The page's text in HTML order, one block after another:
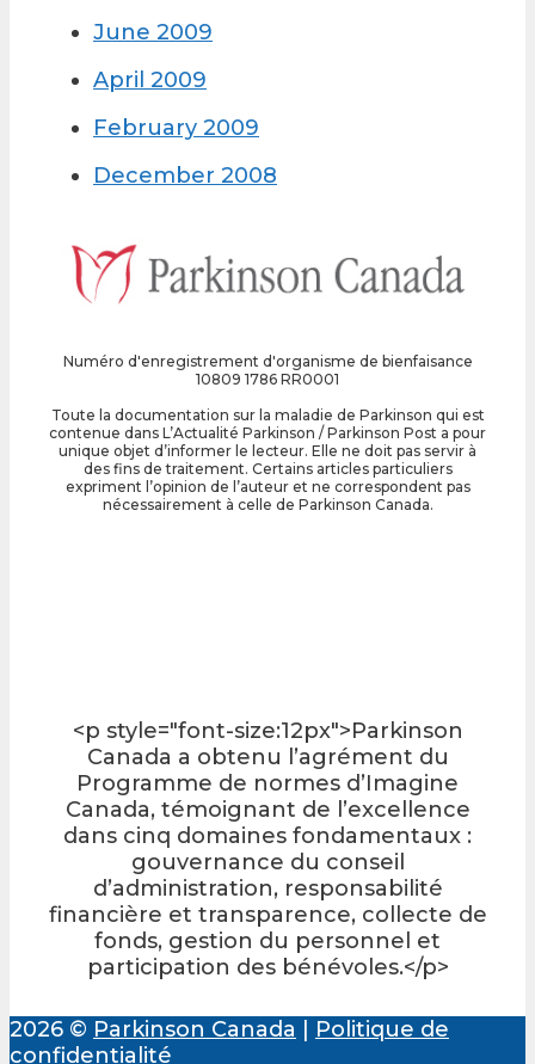
June 2009
April 2009
February 2009
December 2008
Numéro d'enregistrement d'organisme de bienfaisance
10809 1786 RR0001
Toute la documentation sur la maladie de Parkinson qui est
contenue dans L’Actualité Parkinson / Parkinson Post a pour
unique objet d’informer le lecteur. Elle ne doit pas servir à
des fins de traitement. Certains articles particuliers
expriment l’opinion de l’auteur et ne correspondent pas
nécessairement à celle de Parkinson Canada.
<p style="font-size:12px">Parkinson
Canada a obtenu l’agrément du
Programme de normes d’Imagine
Canada, témoignant de l’excellence
dans cinq domaines fondamentaux :
gouvernance du conseil
d’administration, responsabilité
financière et transparence, collecte de
fonds, gestion du personnel et
participation des bénévoles.</p>
2026 © Parkinson Canada
Politique de
confidentialité